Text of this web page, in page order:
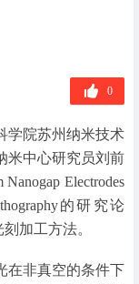
0
学院苏州纳米技术
米中心研究员刘前
Electrodes
的研究论
加工方法。
在非真空的条件下